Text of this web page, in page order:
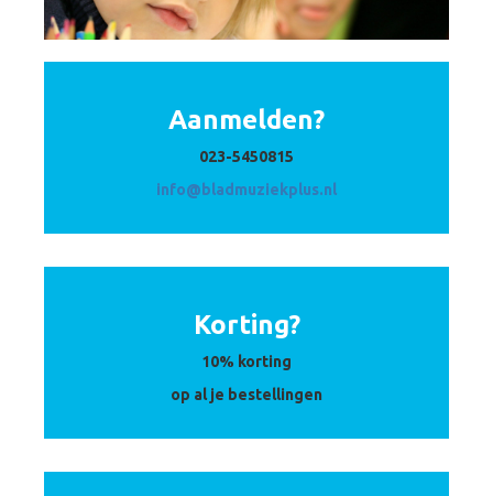
Aanmelden?
023-5450815
info@bladmuziekplus.nl
Korting?
10% korting
op al je bestellingen